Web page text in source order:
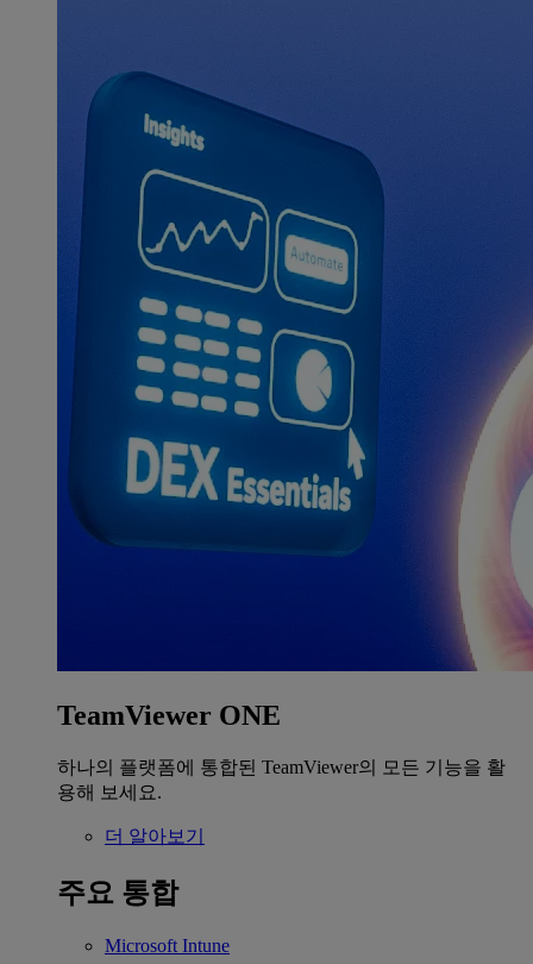
TeamViewer ONE
하나의 플랫폼에 통합된 TeamViewer의 모든 기능을 활
용해 보세요.
더 알아보기
주요 통합
Microsoft Intune